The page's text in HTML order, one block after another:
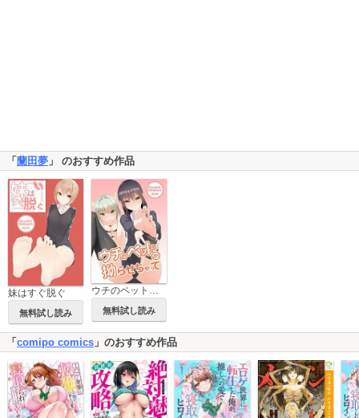
「蘭田夢 」 のおすすめ作品
妹はすぐ脱ぐ
無料試し読み
ウチのペットが性癖拗らせちゃって
無料試し読み
「comipo comics 」のおすすめ作品